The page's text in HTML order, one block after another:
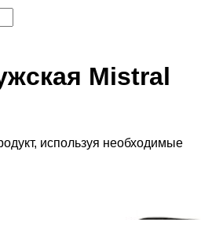
Mistral
используя необходимые